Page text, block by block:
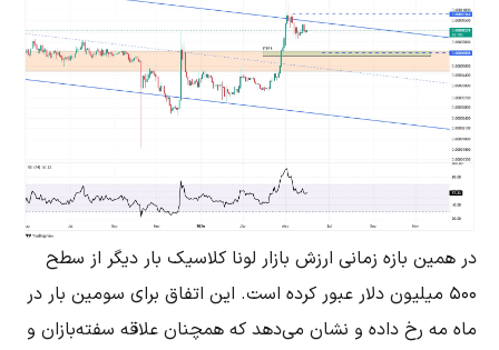
در همین بازه زمانی ارزش بازار لونا کلاسیک بار دیگر از سطح
۵۰۰ میلیون دلار عبور کرده است. این اتفاق برای سومین بار در
ماه مه رخ داده و نشان می‌دهد که همچنان علاقه سفته‌بازان و